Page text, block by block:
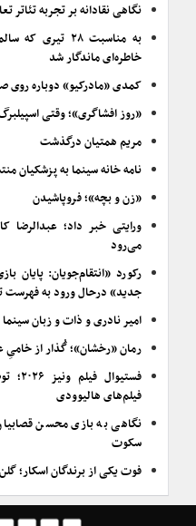
نگاهی نقادانه بر تجربه
به مناسبت ۲۸
خاطره‌ای ماندگار شد
کمدی «مادرکیو» دوباره روی
«روز افشاگری»؛ وقتی
مریم همتیان درگذشت
نامه خانه سینما به
«زن و بچه»؛ فروپاشیدن
ورایتی خبر داد؛ عبدالرضا
می‌رود
رکورد «انتقام‌جویان: پایان
جدید» درحال ورود به
امیر نادری و ذات و زبان سینما
رمان «رخشان»؛ گُذار از خامیِ
فیلم‌های هالیوودی
نگاهی به بازی محسن
سکوت
فوت یکی از برندگان اسکار؛